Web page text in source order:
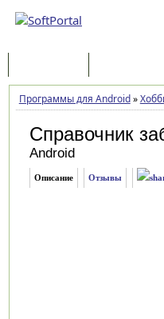
Программы для Android»
Справочник
Android
Описание Отзывы